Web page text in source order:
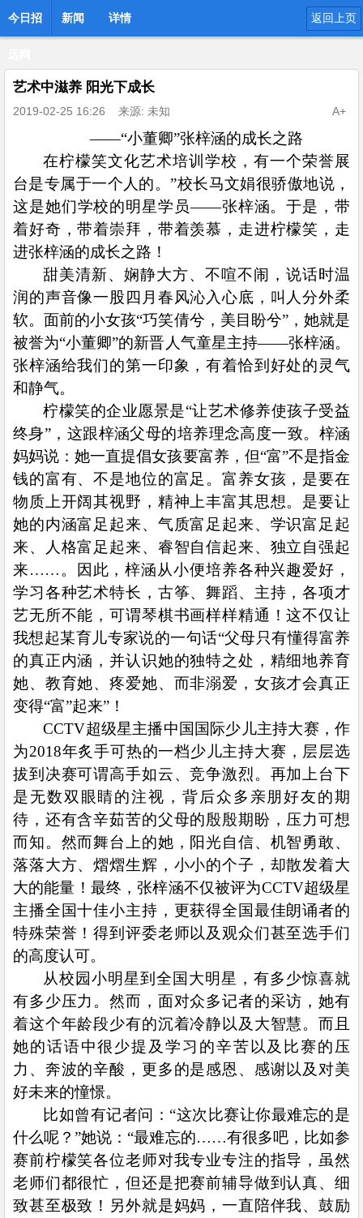
今日招 新闻 详情 返回上页
艺术中滋养 阳光下成长
2019-02-25 16:26 来源: 未知 A+
——“小董卿”张梓涵的成长之路
在柠檬笑文化艺术培训学校，有一个荣誉展
台是专属于一个人的。”校长马文娟很骄傲地说，
这是她们学校的明星学员——张梓涵。于是，带
着好奇，带着崇拜，带着羡慕，走进柠檬笑，走
进张梓涵的成长之路！
甜美清新、娴静大方、不喧不闹，说话时温
润的声音像一股四月春风沁入心底，叫人分外柔
软。面前的小女孩“巧笑倩兮，美目盼兮”，她就是
被誉为“小董卿”的新晋人气童星主持——张梓涵。
张梓涵给我们的第一印象，有着恰到好处的灵气
和静气。
柠檬笑的企业愿景是“让艺术修养使孩子受益
终身”，这跟梓涵父母的培养理念高度一致。梓涵
妈妈说：她一直提倡女孩要富养，但“富”不是指金
钱的富有、不是地位的富足。富养女孩，是要在
物质上开阔其视野，精神上丰富其思想。是要让
她的内涵富足起来、气质富足起来、学识富足起
来、人格富足起来、睿智自信起来、独立自强起
来……。因此，梓涵从小便培养各种兴趣爱好，
学习各种艺术特长，古筝、舞蹈、主持，各项才
艺无所不能，可谓琴棋书画样样精通！这不仅让
我想起某育儿专家说的一句话“父母只有懂得富养
的真正内涵，并认识她的独特之处，精细地养育
她、教育她、疼爱她、而非溺爱，女孩才会真正
变得“富”起来”！
CCTV超级星主播中国国际少儿主持大赛，作
为2018年炙手可热的一档少儿主持大赛，层层选
拔到决赛可谓高手如云、竞争激烈。再加上台下
是无数双眼睛的注视，背后众多亲朋好友的期
待，还有含辛茹苦的父母的殷殷期盼，压力可想
而知。然而舞台上的她，阳光自信、机智勇敢、
落落大方、熠熠生辉，小小的个子，却散发着大
大的能量！最终，张梓涵不仅被评为CCTV超级星
主播全国十佳小主持，更获得全国最佳朗诵者的
特殊荣誉！得到评委老师以及观众们甚至选手们
的高度认可。
从校园小明星到全国大明星，有多少惊喜就
有多少压力。然而，面对众多记者的采访，她有
着这个年龄段少有的沉着冷静以及大智慧。而且
她的话语中很少提及学习的辛苦以及比赛的压
力、奔波的辛酸，更多的是感恩、感谢以及对美
好未来的憧憬。
比如曾有记者问：“这次比赛让你最难忘的是
什么呢？”她说：“最难忘的……有很多吧，比如参
赛前柠檬笑各位老师对我专业专注的指导，虽然
老师们都很忙，但还是把赛前辅导做到认真、细
致甚至极致！另外就是妈妈，一直陪伴我、鼓励